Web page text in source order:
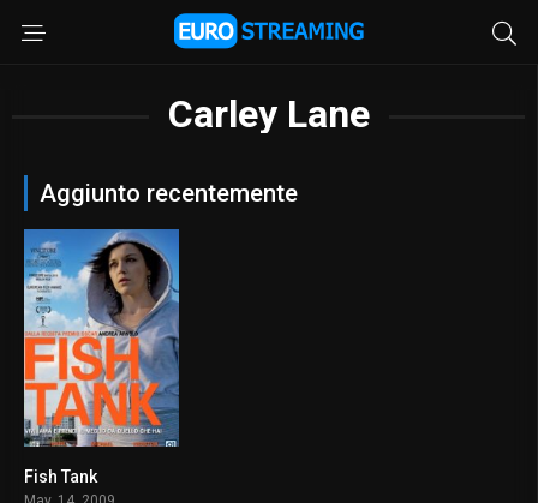
Carley Lane
Aggiunto recentemente
Fish Tank